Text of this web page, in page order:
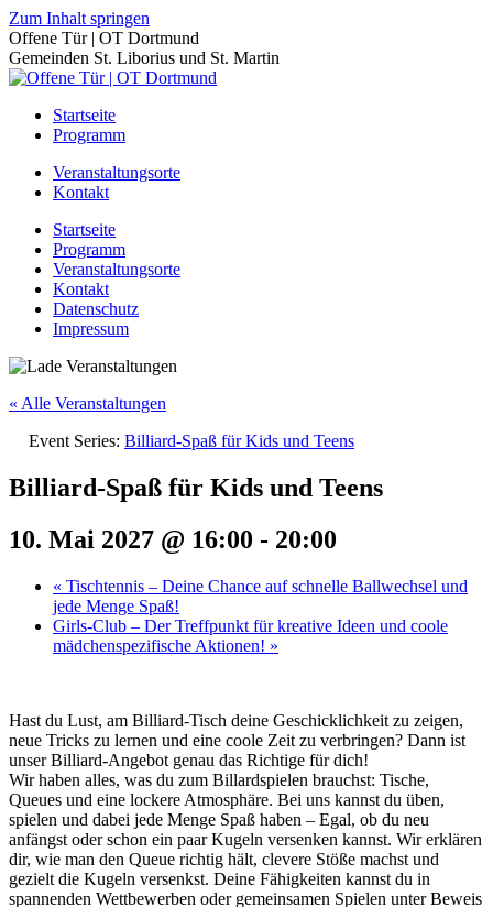
Zum Inhalt springen
Offene Tür | OT Dortmund
Gemeinden St. Liborius und St. Martin
Startseite
Programm
Veranstaltungsorte
Kontakt
Startseite
Programm
Veranstaltungsorte
Kontakt
Datenschutz
Impressum
« Alle Veranstaltungen
Event Series: Billiard-Spaß für Kids und Teens
Billiard-Spaß für Kids und Teens
10. Mai 2027 @ 16:00 - 20:00
« Tischtennis – Deine Chance auf schnelle Ballwechsel und
jede Menge Spaß!
Girls-Club – Der Treffpunkt für kreative Ideen und coole
mädchenspezifische Aktionen! »
Hast du Lust, am Billiard-Tisch deine Geschicklichkeit zu zeigen,
neue Tricks zu lernen und eine coole Zeit zu verbringen? Dann ist
unser Billiard-Angebot genau das Richtige für dich!
Wir haben alles, was du zum Billardspielen brauchst: Tische,
Queues und eine lockere Atmosphäre. Bei uns kannst du üben,
spielen und dabei jede Menge Spaß haben – Egal, ob du neu
anfängst oder schon ein paar Kugeln versenken kannst. Wir erklären
dir, wie man den Queue richtig hält, clevere Stöße machst und
gezielt die Kugeln versenkst. Deine Fähigkeiten kannst du in
spannenden Wettbewerben oder gemeinsamen Spielen unter Beweis